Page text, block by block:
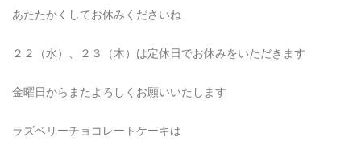
あたたかくしてお休みくださいね
２２（水）、２３（木）は定休日でお休みをいただきます
金曜日からまたよろしくお願いいたします
ラズベリーチョコレートケーキは